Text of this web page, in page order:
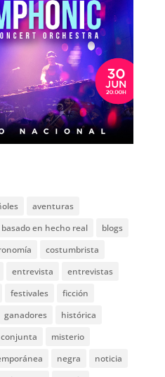
aventuras
basado en hecho real
y gastronomía
encuentros
espionaje
ferias del libro